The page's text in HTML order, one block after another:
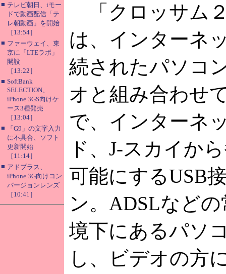
■ テレビ朝日、iモー
ドで動画配信「テ
レ朝動画」を開始
［13:54］
■ ファーウェイ、東
京に「LTEラボ」
開設
［13:22］
■ SoftBank
SELECTION、
iPhone 3GS向けケ
ース3種発売
［13:04］
■
「G9」の文字入力
に不具合、ソフト
更新開始
［11:14］
■ アドプラス、
iPhone 3G向けコン
バージョンレンズ
［10:41］
「クロッサム
は、インターネ
続されたパソコ
オと組み合わせ
で、インターネ
ド、J-スカイか
可能にするUSB
ン。ADSLなど
境下にあるパソ
し、ビデオの方